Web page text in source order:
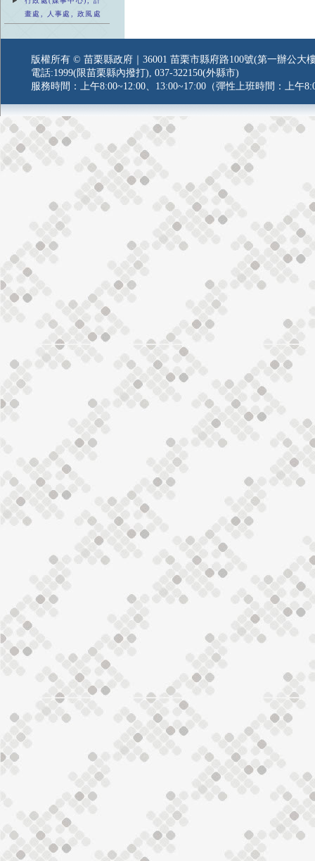
畫處, 人事處, 政風處
版權所有 © 苗栗縣政府｜36001 苗栗市縣府路100號(第一辦公大
電話:1999(限苗栗縣內撥打), 037-322150(外縣市)
服務時間：上午8:00~12:00、13:00~17:00（彈性上班時間：上午